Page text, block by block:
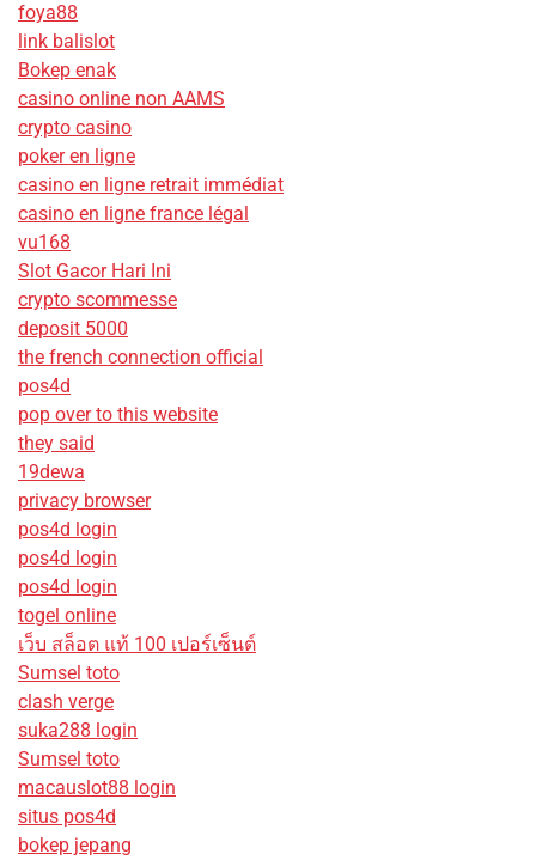
foya88
link balislot
Bokep enak
casino online non AAMS
crypto casino
poker en ligne
casino en ligne retrait immédiat
casino en ligne france légal
vu168
Slot Gacor Hari Ini
crypto scommesse
deposit 5000
the french connection official
pos4d
pop over to this website
they said
19dewa
privacy browser
pos4d login
pos4d login
pos4d login
togel online
เว็บ สล็อต แท้ 100 เปอร์เซ็นต์
Sumsel toto
clash verge
suka288 login
Sumsel toto
macauslot88 login
situs pos4d
bokep jepang